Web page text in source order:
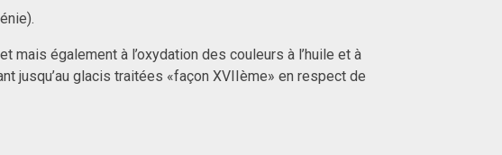
également à l’oxydation des couleurs à l’huile et à
jusqu’au glacis traitées «façon XVIIème» en respect de